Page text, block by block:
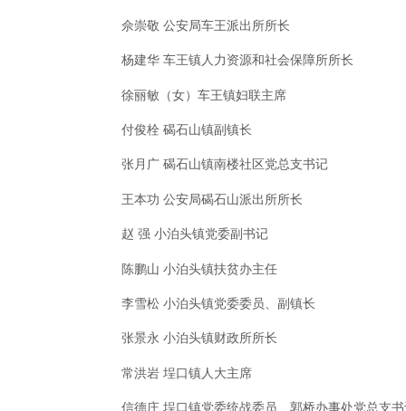
佘崇敬 公安局车王派出所所长
杨建华 车王镇人力资源和社会保障所所长
徐丽敏（女）车王镇妇联主席
付俊栓 碣石山镇副镇长
张月广 碣石山镇南楼社区党总支书记
王本功 公安局碣石山派出所所长
赵 强 小泊头镇党委副书记
陈鹏山 小泊头镇扶贫办主任
李雪松 小泊头镇党委委员、副镇长
张景永 小泊头镇财政所所长
常洪岩 埕口镇人大主席
信德庄 埕口镇党委统战委员、郭桥办事处党总支